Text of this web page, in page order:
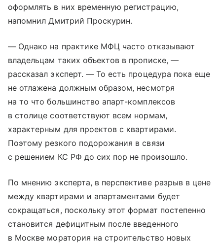
оформлять в них временную регистрацию,
напомнил Дмитрий Проскурин.
— Однако на практике МФЦ часто отказывают
владельцам таких объектов в прописке, —
рассказал эксперт. — То есть процедура пока еще
не отлажена должным образом, несмотря
на то что большинство апарт-комплексов
в столице соответствуют всем нормам,
характерным для проектов с квартирами.
Поэтому резкого подорожания в связи
с решением КС РФ до сих пор не произошло.
По мнению эксперта, в перспективе разрыв в цене
между квартирами и апартаментами будет
сокращаться, поскольку этот формат постепенно
становится дефицитным после введенного
в Москве моратория на строительство новых